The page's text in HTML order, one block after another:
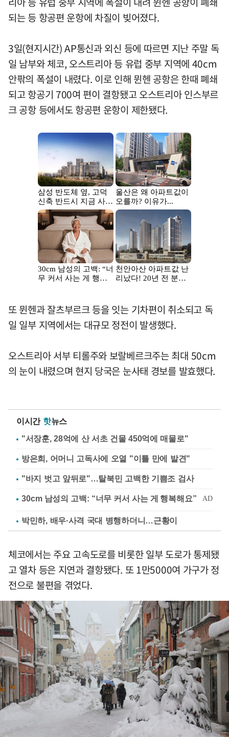
되는 등 항공편 운항에 차질이 빚어졌다.
3일(현지시간) AP통신과 외신 등에 따르면 지난 주말 독
일 남부와 체코, 오스트리아 등 유럽 중부 지역에 40cm
안팎의 폭설이 내렸다. 이로 인해 뮌헨 공항은 한때 폐쇄
되고 항공기 700여 편이 결항됐고 오스트리아 인스부르
크 공항 등에서도 항공편 운항이 제한됐다.
또 뮌헨과 잘츠부르크 등을 잇는 기차편이 취소되고 독
일 일부 지역에서는 대규모 정전이 발생했다.
오스트리아 서부 티롤주와 보랄베르크주는 최대 50cm
의 눈이 내렸으며 현지 당국은 눈사태 경보를 발효했다.
이시간 핫뉴스
"서장훈, 28억에 산 서초 건물 450억에 매물로"
방은희, 어머니 고독사에 오열 "이틀 만에 발견"
"바지 벗고 앞뒤로"…탈북민 고백한 기쁨조 검사
박민하, 배우·사격 국대 병행하더니…근황이
체코에서는 주요 고속도로를 비롯한 일부 도로가 통제됐
고 열차 등은 지연과 결항됐다. 또 1만5000여 가구가 정
전으로 불편을 겪었다.